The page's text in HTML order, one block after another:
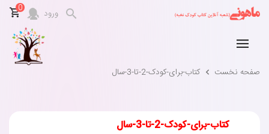
ورود 0
صفحه نخست کتاب-برای-کودک-2-تا-3-سال
کتاب-برای-کودک-2-تا-3-سال